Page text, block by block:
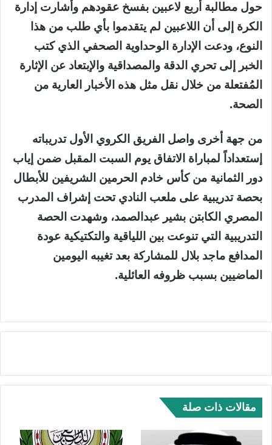
حول مطالبة أربع لاعبين بفسخ عقودهم وأشارت إدارة
الكرة إلى أن اللاعبين لم يتقدموا بأي طلب من هذا
النوع، ودعت الإدارة الوحداوية الصحفي الذي كتب
الخبر إلى تحري الدقة والمصداقية والإبتعاد عن الإثارة
المُفتعلة من خلال نقل مثل هذه الأخبار العارية من
الصحة.
من جهة أخرى واصل الفريق الكروي الأول تدريباته
إستعداداً لمباراة الاتفاق يوم السبت المقبل ضمن إياب
دور الثمانية من كأس خادم الحرمين الشريفين للأبطال
بحصة تدريبية على ملعب النادي تحت إشراف المدرب
المصري الكابتن بشير عبدالصمد، وشهدت الحصة
التدريبية التي تنوعت بين اللياقية والتكتيكية عودة
المدافع ماجد بلال للمشاركة بعد تغيبه اليومين
الماضيين بسبب ظروفه العائلية.
مقالات ذات صلة